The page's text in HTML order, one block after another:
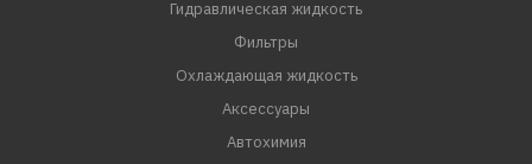
Гидравлическая жидкость
Фильтры
Охлаждающая жидкость
Аксессуары
Автохимия